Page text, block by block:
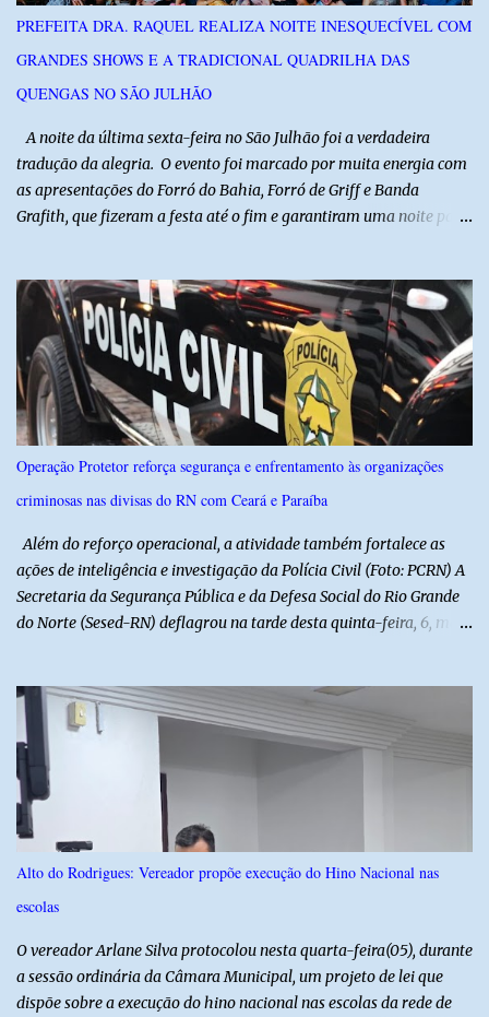
Polícia Militar foi acionada logo após o crime e realiza diligências
na região na tentativa de localizar o veículo e identificar os
autores do assalto. Qualquer informação que possa ajudar na
localização da caminhonete ou na identificação dos suspeitos pode
PREFEITA DRA. RAQUEL REALIZA NOITE INESQUECÍVEL COM
GRANDES SHOWS E A TRADICIONAL QUADRILHA DAS
QUENGAS NO SÃO JULHÃO
​ A noite da última sexta-feira no São Julhão foi a verdadeira
tradução da alegria. O evento foi marcado por muita energia com
as apresentações do Forró do Bahia, Forró de Griff e Banda
Grafith, que fizeram a festa até o fim e garantiram uma noite para
tradicional Quadrilha das Quengas tomou conta das ruas do Alto
com muita criatividade, alegria e irreverência, levando o público a
acompanhar cada passo desse grande cortejo que já faz parte da
identidade da festa. Entre risos, tradição e muita animação, a
Quadrilha das Quengas mostrou mais uma vez que cultura
popular também é feita de diversão e de um povo que sabe
celebrar suas raízes. ​O sucesso desta edição reforça o compromisso
da administração da Prefeita Dra. Raquel com o resgate e a
valorização das tradições, unindo grandes atrações musicais e
Operação Protetor reforça segurança e enfrentamento às organizações
criminosas nas divisas do RN com Ceará e Paraíba
Além do reforço operacional, a atividade também fortalece as
ações de inteligência e investigação da Polícia Civil (Foto: PCRN) A
Secretaria da Segurança Pública e da Defesa Social do Rio Grande
do Norte (Sesed-RN) deflagrou na tarde desta quinta-feira, 6, mais
da segurança pública para o enfrentamento de organizações
criminosas nos municípios localizados nas divisas do Rio Grande
do Norte com os estados do Ceará e da Paraíba. A mobilização,
com concentração e saída de equipes policiais, ocorreu às 16h, no
município de Baraúna, no Oeste potiguar. A operação reúne
efetivos da Polícia Militar do Rio Grande do Norte, da Polícia Civil
do Rio Grande do Norte e da Polícia Militar do Ceará, reforçando a
atuação integrada entre as forças de segurança e intensificando o
combate à criminalidade nas áreas de fronteira interestadual. As
Alto do Rodrigues: Vereador propõe execução do Hino Nacional nas
escolas
O vereador Arlane Silva protocolou nesta quarta-feira(05), durante
a sessão ordinária da Câmara Municipal, um projeto de lei que
dispõe sobre a execução do hino nacional nas escolas da rede de